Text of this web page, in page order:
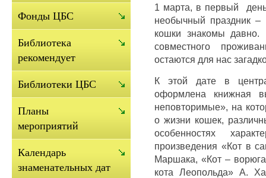
1 марта, в первый
необычный праздник
кошки знакомы давно.
совместного
остаются для нас
К этой дате в
оформлена книжная
неповторимые», на
о жизни кошек,
особенностях
произведения «Кот в
Маршака, «Кот –
кота Леопольда» А.
Фонды ЦБС
Библиотека
рекомендует
Библиотеки ЦБС
Планы
мероприятий
Календарь
знаменательных дат